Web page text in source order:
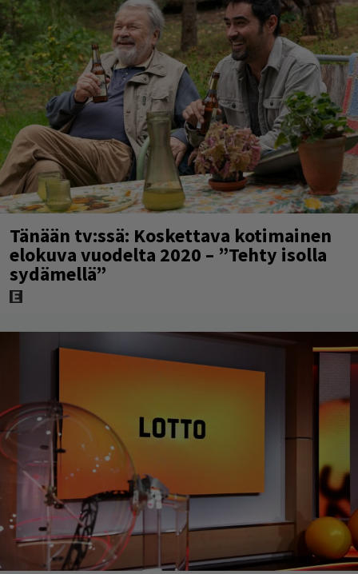
Tänään tv:ssä: Koskettava kotimainen
elokuva vuodelta 2020 – ”Tehty isolla
sydämellä”